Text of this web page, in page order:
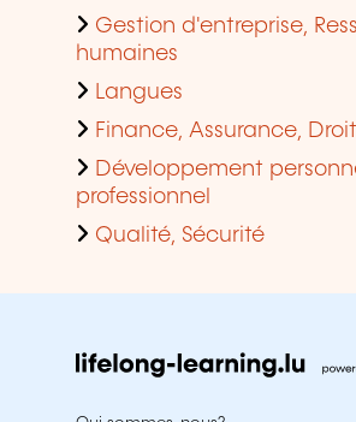
Gestion d'entreprise,
humaines
Langues
Finance, Assurance, Droit
Développement
professionnel
Qualité, Sécurité